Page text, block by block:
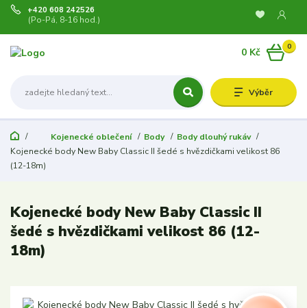
Výběr
+420 608 242526
(Po-Pá, 8-16 hod.)
0
0 Kč
Kojenecké oblečení Body
Body dlouhý rukáv
Kojenecké body New Baby Classic II šedé s hvězdičkami velikost 86
(12-18m)
Kojenecké body New Baby Classic II
šedé s hvězdičkami velikost 86 (12-
18m)